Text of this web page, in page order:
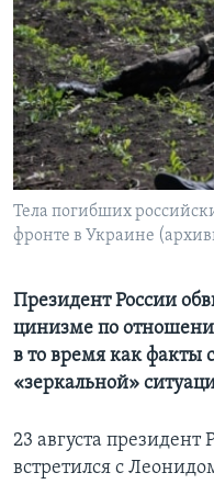
Learning English
СОЦИАЛЬНЫЕ СЕТИ
Языки
Тела погибших
фронте в Украине
Президент России
цинизме по
в то время как факты
«зеркальной»
23 августа
встретился с